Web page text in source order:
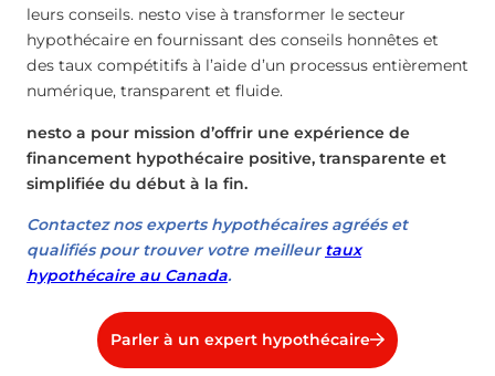
leurs conseils. nesto vise à transformer le secteur
hypothécaire en fournissant des conseils honnêtes et
des taux compétitifs à l’aide d’un processus entièrement
numérique, transparent et fluide.
nesto a pour mission d’offrir une expérience de
financement hypothécaire positive, transparente et
simplifiée du début à la fin.
Contactez nos experts hypothécaires agréés et
qualifiés pour trouver votre meilleurtaux
hypothécaire au Canada.
Parler à un expert hypothécaire